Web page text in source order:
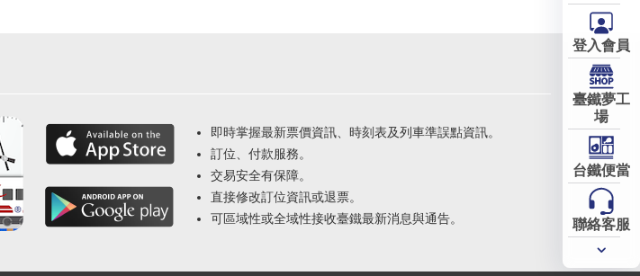
即時掌握最新票價資訊、時刻表及列車準誤點資訊。
訂位、付款服務。
交易安全有保障。
直接修改訂位資訊或退票。
可區域性或全域性接收臺鐵最新消息與通告。
登入會員
臺鐵夢工
場
台鐵便當
聯絡客服
常用